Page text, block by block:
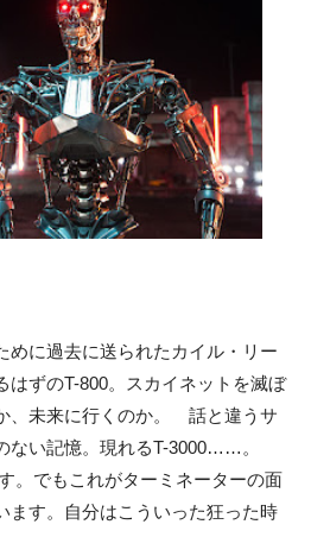
に過去に送られたカイル・リー
はずのT-800。スカイネットを滅ぼ
、未来に行くのか。 話と違うサ
ない記憶。現れるT-3000……。
。でもこれがターミネーターの面
ます。自分はこういった狂った時